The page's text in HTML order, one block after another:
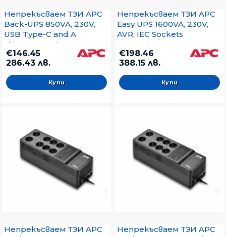
Непрекъсваем ТЗИ APC
Back-UPS 850VA, 230V,
USB Type-C and A
charging ports
€146.45
286.43 лв.
Непрекъсваем ТЗИ APC
Easy UPS 1600VA, 230V,
AVR, IEC Sockets
€198.46
388.15 лв.
Непрекъсваем ТЗИ APC
Непрекъсваем ТЗИ APC